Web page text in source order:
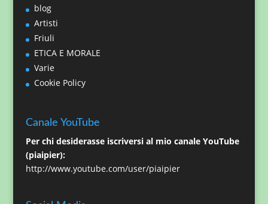
blog
Artisti
Friuli
ETICA E MORALE
Varie
Cookie Policy
Canale YouTube
Per chi desiderasse iscriversi al mio canale YouTube
(piaipier):
http://www.youtube.com/user/piaipier